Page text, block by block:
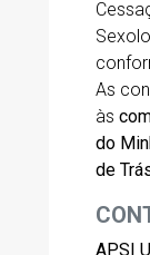
As
às
do
de
APSI